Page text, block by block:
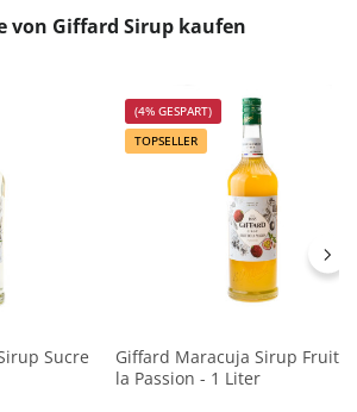
von Giffard Sirup kaufen
Sucre
(4% GESPART)
TOPSELLER
Giffard Maracuja Sirup Fruit
la Passion - 1 Liter